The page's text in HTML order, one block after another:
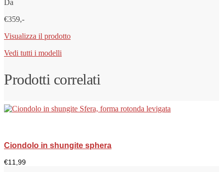
Da
€359,-
Visualizza il prodotto
Vedi tutti i modelli
Prodotti correlati
Ciondolo in shungite sphera
€11,99